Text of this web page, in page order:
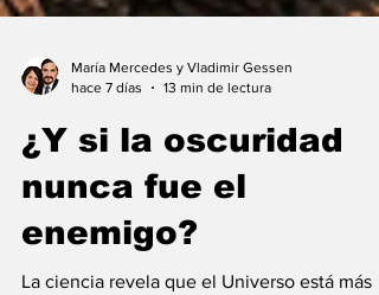
hace 7 días
13 min de lectura
¿Y si la oscuridad
nunca fue el
enemigo?